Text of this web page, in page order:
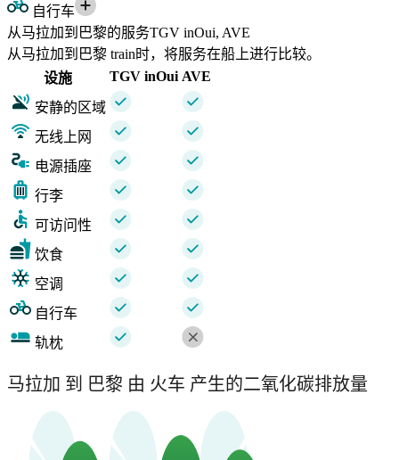
自行车
从马拉加到巴黎的服务TGV inOui, AVE
从马拉加到巴黎 train时，将服务在船上进行比较。
设施
TGV inOui AVE
安静的区域
无线上网
电源插座
行李
可访问性
饮食
空调
自行车
轨枕
马拉加 到 巴黎 由 火车 产生的二氧化碳排放量